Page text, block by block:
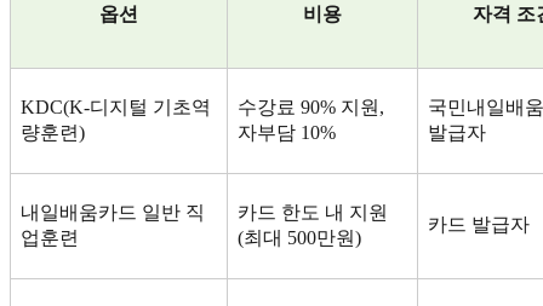
옵션 비용 자격 조
KDC(K-디지털 기초역
량훈련)
수강료 90% 지원 ,
자부담 10%
국민내일배
발급자
내일배움카드 일반 직
업훈련
카드 한도 내 지원
(최대 500만원)
카드 발급자